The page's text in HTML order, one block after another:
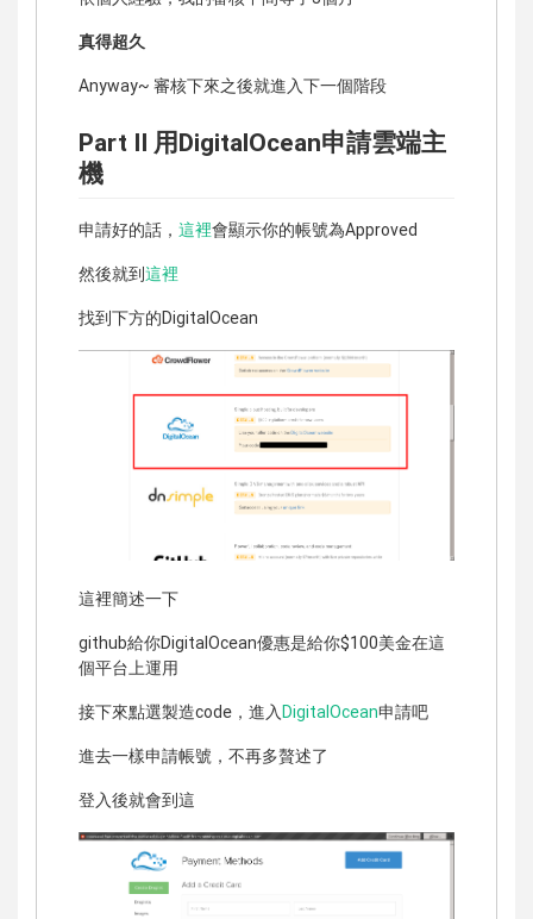
真得超久
Anyway~ 審核下來之後就進入下一個階段
Part II 用DigitalOcean申請雲端主
機
申請好的話， 這裡會顯示你的帳號為Approved
然後就到這裡
找到下方的DigitalOcean
這裡簡述一下
github給你DigitalOcean優惠是給你$100美金在這
個平台上運用
接下來點選製造code，進入DigitalOcean申請吧
進去一樣申請帳號，不再多贅述了
登入後就會到這